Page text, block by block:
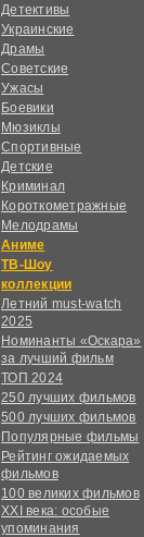
Детективы
Украинские
Драмы
Советские
Ужасы
Боевики
Мюзиклы
Спортивные
Детские
Криминал
Короткометражные
Мелодрамы
Аниме
ТВ-Шоу
коллекции
Летний must-watch
2025
Номинанты «Оскара»
за лучший фильм
ТОП 2024
250 лучших фильмов
500 лучших фильмов
Популярные фильмы
Рейтинг ожидаемых
фильмов
100 великих фильмов
XXI века: особые
упоминания